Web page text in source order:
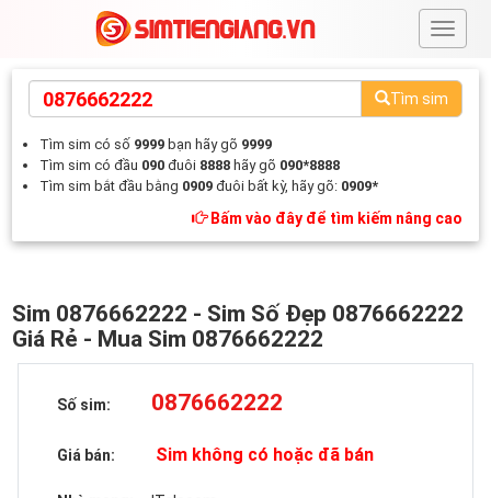
#
Tìm sim
Tìm sim có số 9999 bạn hãy gõ 9999
Tìm sim có đầu 090 đuôi 8888 hãy gõ 090*8888
Tìm sim bắt đầu bằng 0909 đuôi bất kỳ, hãy gõ: 0909*
Bấm vào đây để tìm kiếm nâng cao
Sim 0876662222 - Sim Số Đẹp 0876662222
Giá Rẻ - Mua Sim 0876662222
Số sim: 0876662222
Giá bán: Sim không có hoặc đã bán